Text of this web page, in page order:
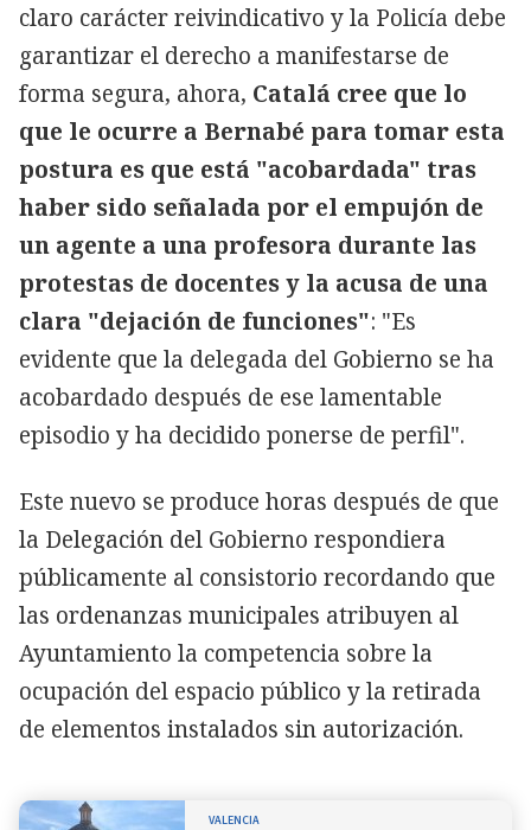
claro carácter reivindicativo y la Policía debe
garantizar el derecho a manifestarse de
forma segura, ahora, Catalá cree que lo
que le ocurre a Bernabé para tomar esta
postura es que está "acobardada" tras
haber sido señalada por el empujón de
un agente a una profesora durante las
protestas de docentes y la acusa de una
clara "dejación de funciones": "Es
evidente que la delegada del Gobierno se ha
acobardado después de ese lamentable
episodio y ha decidido ponerse de perfil".
Este nuevo se produce horas después de que
la Delegación del Gobierno respondiera
públicamente al consistorio recordando que
las ordenanzas municipales atribuyen al
Ayuntamiento la competencia sobre la
ocupación del espacio público y la retirada
de elementos instalados sin autorización.
VALENCIA